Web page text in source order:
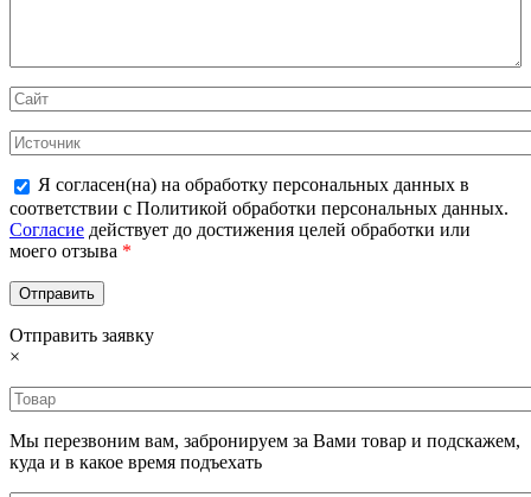
Я согласен(на) на обработку персональных данных в
соответствии с Политикой обработки персональных данных.
Согласие действует до достижения целей обработки или
моего отзыва *
Отправить заявку
×
Мы перезвоним вам, забронируем за Вами товар и подскажем,
куда и в какое время подъехать